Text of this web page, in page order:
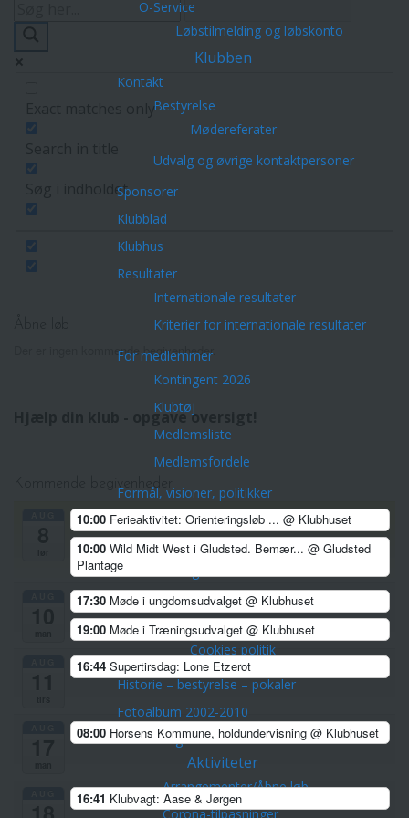
O-Service
Løbstilmelding og løbskonto
Klubben
Kontakt
Bestyrelse
Mødereferater
Udvalg og øvrige kontaktpersoner
Sponsorer
Klubblad
Klubhus
Resultater
Internationale resultater
Kriterier for internationale resultater
For medlemmer
Kontingent 2026
Klubtøj
Medlemsliste
Medlemsfordele
Formål, visioner, politikker
Formål
Strategi 2024-2028
Træner- og uddannelsespolitik
Privatlivspolitik Horsens OK
Cookies politik
Historie – bestyrelse – pokaler
Fotoalbum 2002-2010
Orienteringskort
Aktiviteter
Arrangementer/Åbne løb
Corona-tilpasninger
Søg i indholdet
Der er ingen kommende begivenheder.
Hjælp din klub - opgave oversigt!
Kommende begivenheder
10:00 Ferieaktivitet: Orienteringsløb ... @ Klubhuset
10:00 Wild Midt West i Gludsted. Bemær... @ Gludsted
Plantage
17:30 Møde i ungdomsudvalget @ Klubhuset
19:00 Møde i Træningsudvalget @ Klubhuset
16:44 Supertirsdag: Lone Etzerot
08:00 Horsens Kommune, holdundervisning @ Klubhuset
16:41 Klubvagt: Aase & Jørgen